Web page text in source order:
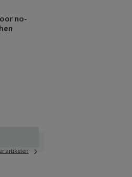
no-
artikelen